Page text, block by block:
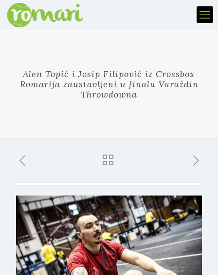
Alen Topić i Josip Filipović iz Crossbox
Romarija zaustavljeni u finalu Varaždin
Throwdowna